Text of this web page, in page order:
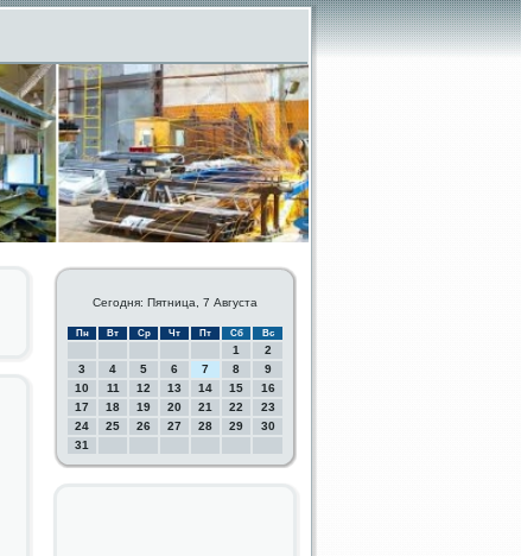
Сегодня: Пятница, 7 Августа
Пн Вт Ср Чт Пт Сб Вс
1
2
3
4 5 6 7 8
9
10
11 12 13 14 15
16
17
18 19 20 21 22
23
24
25 26 27 28 29
30
31